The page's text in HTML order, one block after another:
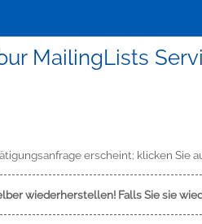
MailingLists
erscheint; klicken Sie
wiederherstellen! Falls Sie sie